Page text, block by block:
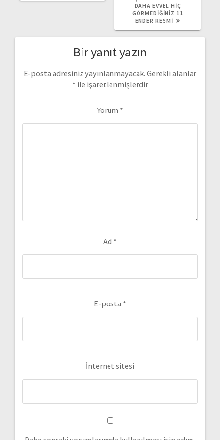
DAHA EVVEL HIÇ
GÖRMEDIĞINIZ 11
ENDER RESMI
Bir yanıt yazın
E-posta adresiniz yayınlanmayacak. Gerekli alanlar
* ile işaretlenmişlerdir
Yorum *
Ad *
E-posta *
İnternet sitesi